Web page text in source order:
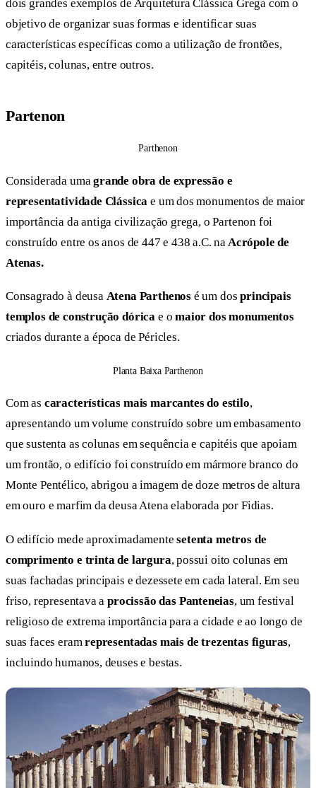
dois grandes exemplos de Arquitetura Clássica Grega com o
objetivo de organizar suas formas e identificar suas
características específicas como a utilização de frontões,
capitéis, colunas, entre outros.
Partenon
Parthenon
Considerada umagrande obra de expressão e
representatividade Clássicae um dos monumentos de maior
importância da antiga civilização grega, o Partenon foi
construído entre os anos de 447 e 438 a.C. na Acrópole de
Atenas.
Consagrado à deusa Atena Parthenos é um dosprincipais
templos de construção dórica e omaior dos monumentos
criados durante a época de Péricles.
Planta Baixa Parthenon
Com as características mais marcantes do estilo,
apresentando um volume construído sobre um embasamento
que sustenta as colunas em sequência e capitéis que apoiam
um frontão, o edifício foi construído em mármore branco do
Monte Pentélico, abrigou a imagem de doze metros de altura
em ouro e marfim da deusa Atena elaborada por Fidias.
O edifício mede aproximadamentesetenta metros de
comprimento e trinta de largura, possui oito colunas em
suas fachadas principais e dezessete em cada lateral. Em seu
friso, representava aprocissão das Panteneias, um festival
religioso de extrema importância para a cidade e ao longo de
suas faces eramrepresentadas mais de trezentas figuras,
incluindo humanos, deuses e bestas.